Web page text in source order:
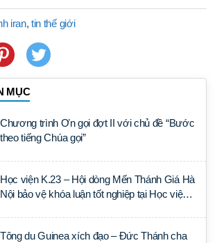
iran,tin thế giới
MỤC
Chương trình Ơn gọi đợt II với chủ đề “Bước
theo tiếng Chúa gọi”
Học viện K.23 – Hội dòng Mến Thánh Giá Hà
Nội bảo vệ khóa luận tốt nghiệp tại Học viện
Tông du Guinea xích đạo – Đức Thánh cha